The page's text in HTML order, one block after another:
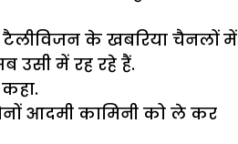
के खबरिया चैनलों में
उसी में रह रहे हैं.
आदमी कामिनी को ले कर